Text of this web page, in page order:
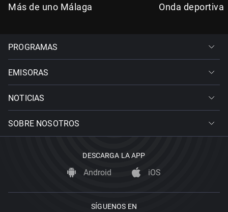
Más de uno Málaga Onda deportiva
PROGRAMAS
EMISORAS
NOTICIAS
SOBRE NOSOTROS
DESCARGA LA APP
Android iOS
SÍGUENOS EN